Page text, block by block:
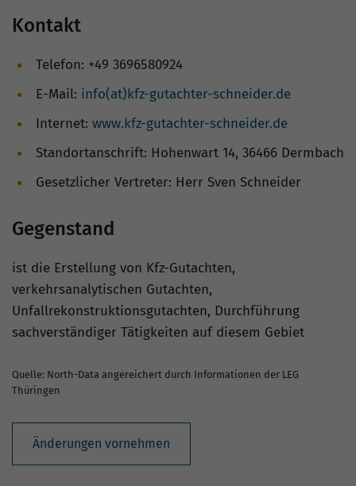
Kontakt
Telefon: +49 3696580924
E-Mail: info(at)kfz-gutachter-schneider.de
Internet: www.kfz-gutachter-schneider.de
Standortanschrift: Hohenwart 14, 36466 Dermbach
Gesetzlicher Vertreter: Herr Sven Schneider
Gegenstand
ist die Erstellung von Kfz-Gutachten,
verkehrsanalytischen Gutachten,
Unfallrekonstruktionsgutachten, Durchführung
sachverständiger Tätigkeiten auf diesem Gebiet
Quelle: North-Data angereichert durch Informationen der LEG
Thüringen
Änderungen vornehmen